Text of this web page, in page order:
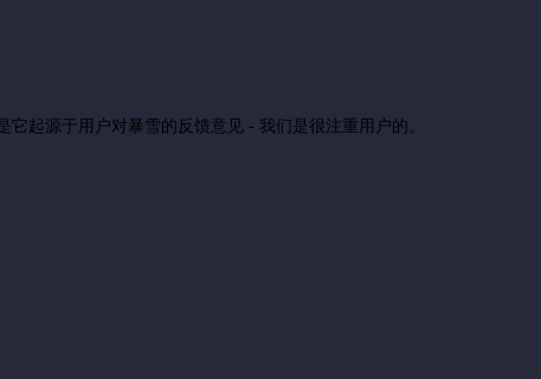
起源于用户对暴雪的反馈意见 - 我们是很注重用户的。